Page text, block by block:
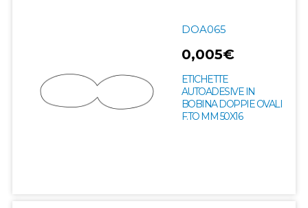
DOA065
0,005€
ETICHETTE
AUTOADESIVE IN
BOBINA DOPPIE OVALI
F.TO MM 50X16